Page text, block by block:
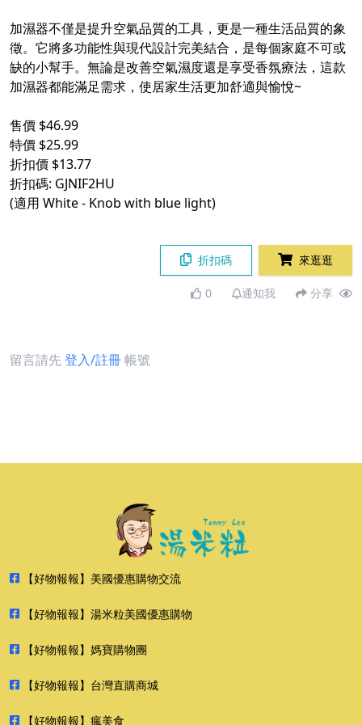
加濕器不僅是提升空氣品質的工具，更是一種生活品質的象
徵。它將多功能性與現代設計完美結合，是每個家庭不可或
缺的小幫手。無論是改善空氣濕度還是享受香氛療法，這款
加濕器都能滿足需求，使居家生活更加舒適與愉悅~
售價 $46.99
特價 $25.99
折扣價 $13.77
折扣碼: GJNIF2HU
(適用 White - Knob with blue light)
折扣碼 來逛逛
0 通知我 分享
留言請先登入/註冊帳號
【好物報報】美國優惠購物交流
【好物報報】湯米粒美國優惠購物
【好物報報】媽寶購物團
【好物報報】台灣直購商城
【好物報報】瘋美食